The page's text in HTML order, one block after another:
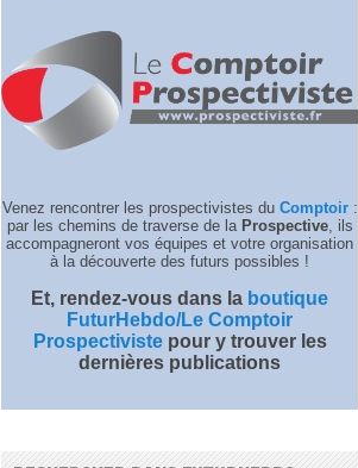
Venez rencontrer les prospectivistes du Comptoir :
par les chemins de traverse de la Prospective, ils
accompagneront vos équipes et votre organisation
à la découverte des futurs possibles !
Et, rendez-vous dans la boutique
FuturHebdo/Le Comptoir
Prospectivistepour y trouver les
dernières publications